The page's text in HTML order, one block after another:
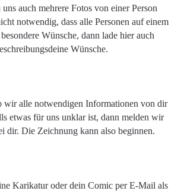
auch mehrere Fotos von einer Person
notwendig, dass alle Personen auf einem
Wünsche, dann lade hier auch
Wünsche.
wir alle notwendigen Informationen von dir
etwas für uns unklar ist, dann melden wir
dir. Die Zeichnung kann also beginnen.
Karikatur oder dein Comic per E-Mail als